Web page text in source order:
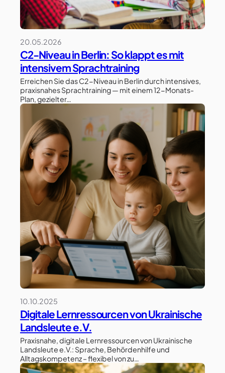
20.05.2026
C2-Niveau in Berlin: So klappt es mit
intensivem Sprachtraining
Erreichen Sie das C2-Niveau in Berlin durch intensives,
praxisnahes Sprachtraining — mit einem 12-Monats-
Plan, gezielter…
10.10.2025
Digitale Lernressourcen von Ukrainische
Landsleute e.V.
Praxisnahe, digitale Lernressourcen von Ukrainische
Landsleute e.V.: Sprache, Behördenhilfe und
Alltagskompetenz – flexibel von zu…